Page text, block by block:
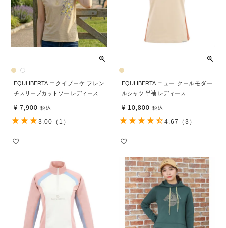
EQULIBERTA エクイブーケ フレン
チスリーブカットソー レディース
¥ 7,900 税込
3.00 （1）
EQULIBERTA ニュー クールモダー
ルシャツ 半袖 レディース
¥ 10,800 税込
4.67 （3）